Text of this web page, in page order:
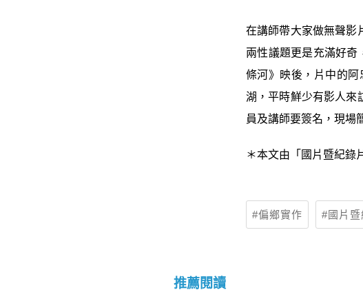
在講師帶大家做無聲影
兩性議題更是充滿好
條河》映後，片中的
湖，平時鮮少有影人來
員及講師要簽名，現場
＊本文由「國片暨紀錄
偏鄉實作 國片
推薦閱讀